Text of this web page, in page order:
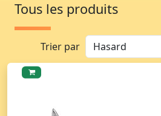
Tous les produits
Trier par